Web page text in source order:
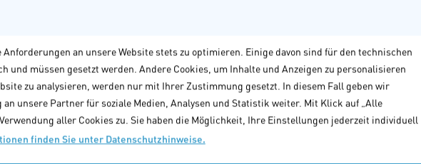
an unsere Website stets zu optimieren. Einige davon sind für den technischen
und müssen gesetzt werden. Andere Cookies, um Inhalte und Anzeigen zu personalisieren
zu analysieren, werden nur mit Ihrer Zustimmung gesetzt. In diesem Fall geben wir
unsere Partner für soziale Medien, Analysen und Statistik weiter. Mit Klick auf „Alle
aller Cookies zu. Sie haben die Möglichkeit, Ihre Einstellungen jederzeit individuell
finden Sie unter Datenschutzhinweise.